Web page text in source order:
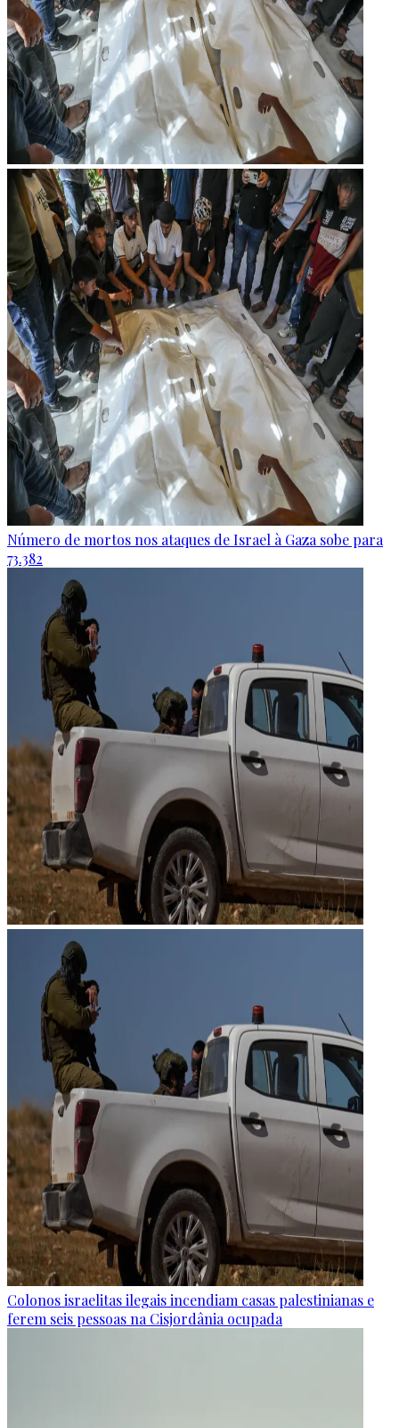
Número de mortos nos ataques de Israel à Gaza sobe para
73.382
Colonos israelitas ilegais incendiam casas palestinianas e
ferem seis pessoas na Cisjordânia ocupada